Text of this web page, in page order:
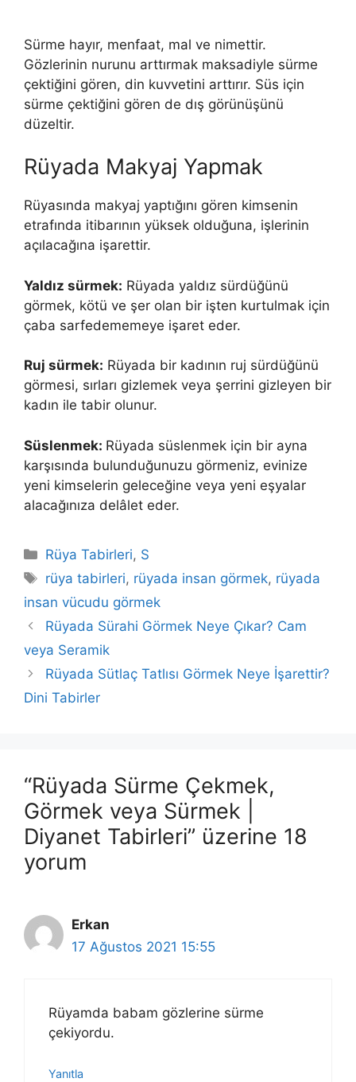
Sürme hayır, menfaat, mal ve nimettir.
Gözlerinin nurunu arttırmak maksadiyle sürme
çektiğini gören, din kuvvetini arttırır. Süs için
sürme çektiğini gören de dış görünüşünü
düzeltir.
Rüyada Makyaj Yapmak
Rüyasında makyaj yaptığını gören kimsenin
etrafında itibarının yüksek olduğuna, işlerinin
açılacağına işarettir.
Yaldız sürmek: Rüyada yaldız sürdüğünü
görmek, kötü ve şer olan bir işten kurtulmak için
çaba sarfedememeye işaret eder.
Ruj sürmek: Rüyada bir kadının ruj sürdüğünü
görmesi, sırları gizlemek veya şerrini gizleyen bir
kadın ile tabir olunur.
Süslenmek: Rüyada süslenmek için bir ayna
karşısında bulunduğunuzu görmeniz, evinize
yeni kimselerin geleceğine veya yeni eşyalar
alacağınıza delâlet eder.
Kategoriler
Rüya Tabirleri, S
Etiketler
rüya tabirleri, rüyada insan görmek, rüyada
insan vücudu görmek
Rüyada Sürahi Görmek Neye Çıkar? Cam
veya Seramik
Rüyada Sütlaç Tatlısı Görmek Neye İşarettir?
Dini Tabirler
“Rüyada Sürme Çekmek,
Görmek veya Sürmek |
Diyanet Tabirleri” üzerine 18
yorum
Erkan
17 Ağustos 2021 15:55
Rüyamda babam gözlerine sürme
çekiyordu.
Yanıtla